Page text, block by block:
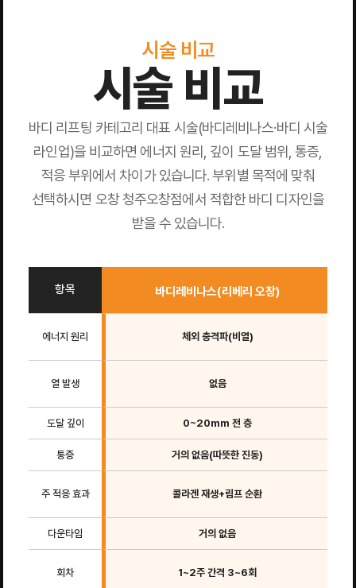
시술 비교
시술 비교
바디 리프팅 카테고리 대표 시술(바디레비나스·바디 시술
라인업)을 비교하면 에너지 원리, 깊이 도달 범위, 통증,
적응 부위에서 차이가 있습니다. 부위별 목적에 맞춰
선택하시면 오창 청주오창점에서 적합한 바디 디자인을
받을 수 있습니다.
항목 바디레비나스(리베리 오창)
에너지 원리 체외 충격파(비열)
열 발생 없음
도달 깊이 0~20mm 전 층
통증 거의 없음(따뜻한 진동)
주 적응 효과 콜라겐 재생+림프 순환
다운타임 거의 없음
회차 1~2주 간격 3~6회